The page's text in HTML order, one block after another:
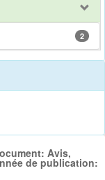
2
Avis,
de publication: